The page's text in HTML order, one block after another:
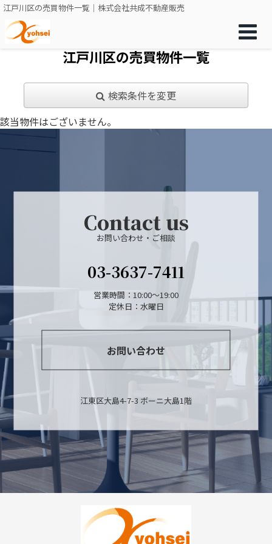
江戸川区の売買物件一覧｜株式会社共成不動産販売
江戸川区の売買物件一覧
検索条件を変更
該当物件はございません。
Contact us
お問い合わせ・ご相談
03-3637-7411
営業時間：10:00～19:00
定休日：水曜日
お問い合わせ
江東区大島4-7-3 ボーニ大島1階